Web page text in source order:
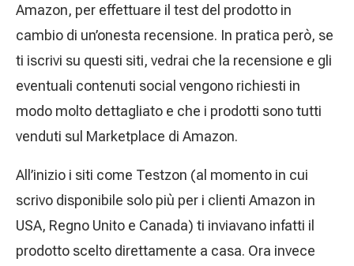
Amazon, per effettuare il test del prodotto in
cambio di un’onesta recensione. In pratica però, se
ti iscrivi su questi siti, vedrai che la recensione e gli
eventuali contenuti social vengono richiesti in
modo molto dettagliato e che i prodotti sono tutti
venduti sul Marketplace di Amazon.
All’inizio i siti come Testzon (al momento in cui
scrivo disponibile solo più per i clienti Amazon in
USA, Regno Unito e Canada) ti inviavano infatti il
prodotto scelto direttamente a casa. Ora invece